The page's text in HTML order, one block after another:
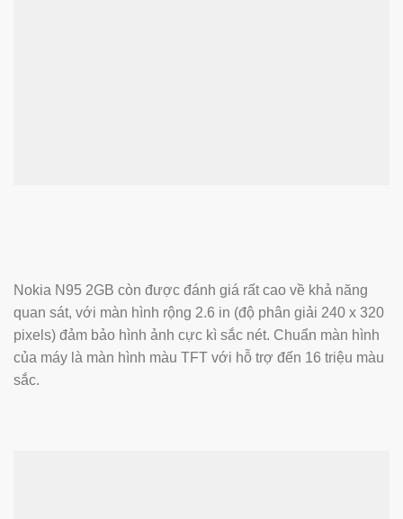
Nokia N95 2GB còn được đánh giá rất cao về khả năng
quan sát, với màn hình rộng 2.6 in (độ phân giải 240 x 320
pixels) đảm bảo hình ảnh cực kì sắc nét. Chuẩn màn hình
của máy là màn hình màu TFT với hỗ trợ đến 16 triệu màu
sắc.